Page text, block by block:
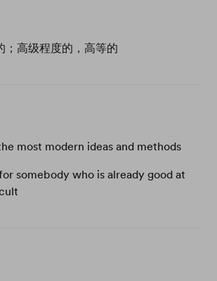
；高级程度的，高等的
most modern ideas and methods
somebody who is already good at